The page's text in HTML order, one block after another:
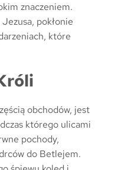
znaczeniem.
pokłonie
które
obchodów, jest
którego ulicami
pochody,
do Betlejem.